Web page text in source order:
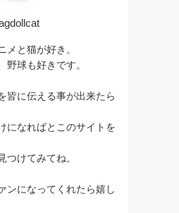
メと猫が好き。
野球も好きです。
皆に伝える事が出来たら
になればとこのサイトを
つけてみてね。
ンになってくれたら嬉し